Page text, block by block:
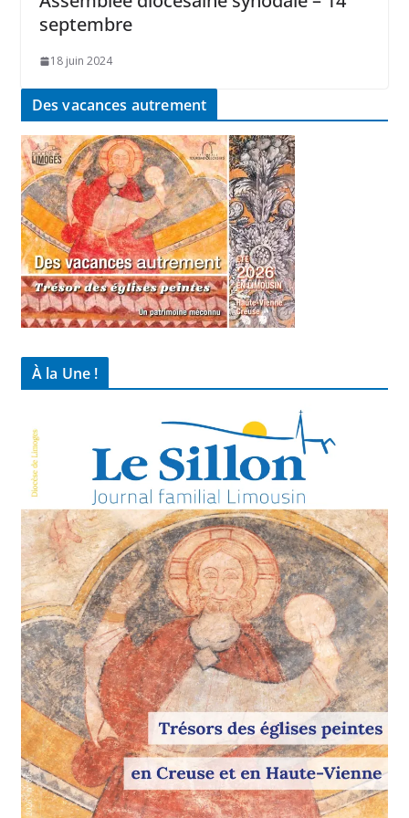
septembre
18 juin 2024
Des vacances autrement
À la Une !